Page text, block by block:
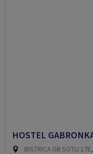
HOSTEL
BISTRICA OB SOTLI